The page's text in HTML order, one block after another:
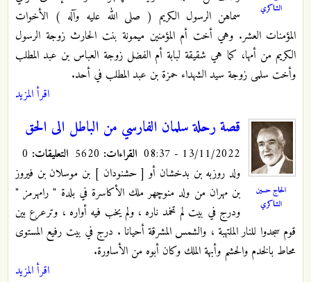
الشاكري
سماهن الرسول الكريم ( صلى الله عليه وآله ) الأخوات
المؤمنات العشر. وهي أخت أم المؤمنين ميمونة بنت الحارث زوجة الرسول
الكريم من أمها، كما هي شقيقة لبابة أم الفضل زوجة العباس بن عبد المطلب
وأخت سلمى زوجة سيد الشهداء حمزة بن عبد المطلب في أحد.
اقرأ المزيد
الحاج حسين
الشاكري
قصة رحلة سلمان الفارسي من الباطل الى الحق
13/11/2022 - 08:37 القراءات: التعليقات:
ولد روزبه بن بدخشان أو [ حشنودان ] بن موسلان بن فيروز
بن مهران من ولد منوچهر ملك الأكاسرة في بلدة " رامهرمز "
ودرج في بيت لم تخمد ناره ، ولم يخب فيه أواره ، وترعرع بين
قوم سجدوا للنار الملتهبة ، والشمس المشرقة أحيانا . درج في بيت رفيع المستوى
محاط بالخدم والحشم وأبهة الملك وكان أبوه من الأساورة.
اقرأ المزيد